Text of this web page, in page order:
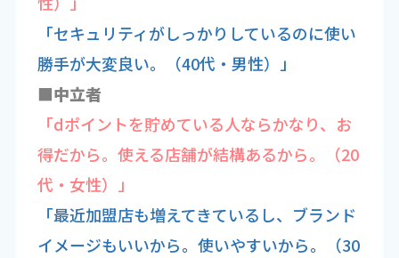
「セキュリティがしっかりしているのに使い
勝手が大変良い。（40代・男性）」
■中立者
「dポイントを貯めている人ならかなり、お
得だから。使える店舗が結構あるから。（20
代・女性）」
「最近加盟店も増えてきているし、ブランド
イメージもいいから。使いやすいから。（30